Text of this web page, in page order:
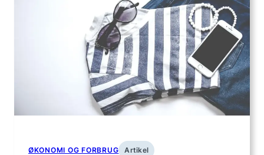
gang
lige
uden
for
døren
ØKONOMI OG FORBRUG Artikel